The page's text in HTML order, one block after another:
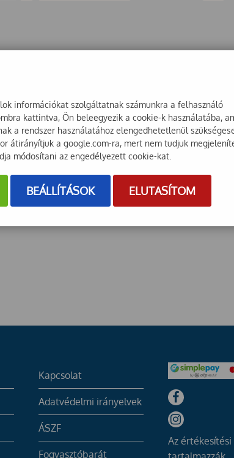
Kapcsolat
Adatvédelmi irányelvek
ÁSZF
Fogyasztóbarát
Az
információkat szolgáltatnak számunkra a felhasználó
kattintva, Ön beleegyezik a cookie-k használatába,
a rendszer használatához elengedhetetlenül
átirányítjuk a google.com-ra, mert nem tudjuk
módosítani az engedélyezett cookie-kat.
BEÁLLÍTÁSOK ELUTASÍTOM